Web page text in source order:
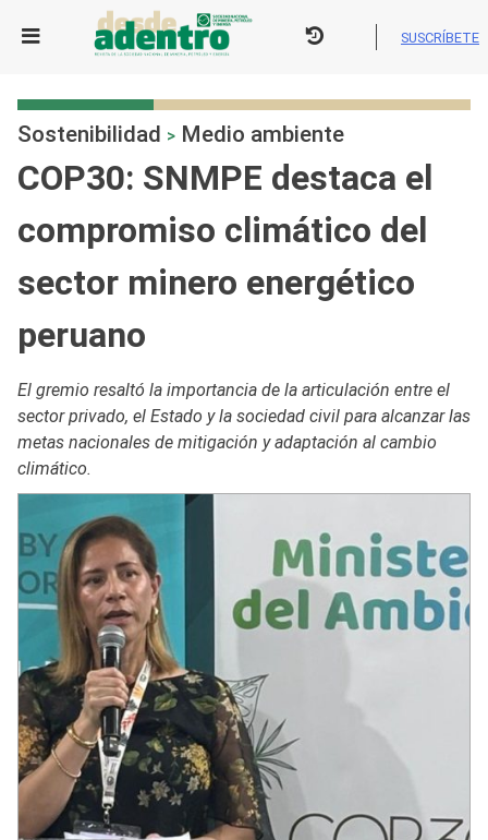
SUSCRÍBETE
Sostenibilidad > Medio ambiente
COP30: SNMPE destaca el
compromiso climático del
sector minero energético
peruano
El gremio resaltó la importancia de la articulación entre el
sector privado, el Estado y la sociedad civil para alcanzar las
metas nacionales de mitigación y adaptación al cambio
climático.